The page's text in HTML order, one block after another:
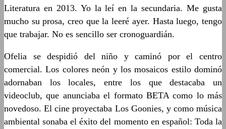
Literatura en 2013. Yo la leí en la secundaria. Me gusta
mucho su prosa, creo que la leeré ayer. Hasta luego, tengo
que trabajar. No es sencillo ser cronoguardián.
Ofelia se despidió del niño y caminó por el centro
comercial. Los colores neón y los mosaicos estilo dominó
adornaban los locales, entre los que destacaba un
videoclub, que anunciaba el formato BETA como lo más
novedoso. El cine proyectaba Los Goonies, y como música
ambiental sonaba el éxito del momento en español: Toda la